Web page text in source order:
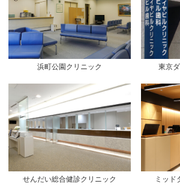
浜町公園クリニック 東京
せんだい総合健診クリニック ミッド